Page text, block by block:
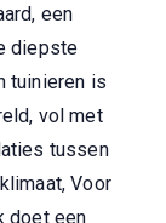
een
diepste
tuinieren is
vol met
tussen
Voor
doet een